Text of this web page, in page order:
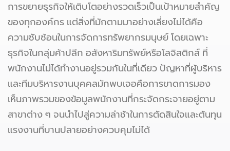
การขยายธุรกิจให้เติบโตอย่างรวดเร็วเป็นเป้าหมายสำคัญ
ของทุกองค์กร แต่สิ่งที่มักตามมาอย่างเลี่ยงไม่ได้คือ
ความซับซ้อนในการจัดการทรัพยากรมนุษย์ โดยเฉพาะ
ธุรกิจในกลุ่มค้าปลีก อสังหาริมทรัพย์หรือโลจิสติกส์ ที่
พนักงานไม่ได้ทำงานอยู่รวมกันในที่เดียว ปัญหาที่ผู้บริหาร
และทีมบริหารงานบุคคลมักพบเจอคือการขาดการมอง
เห็นภาพรวมของข้อมูลพนักงานที่กระจัดกระจายอยู่ตาม
สาขาต่าง ๆ จนนำไปสู่ความล่าช้าในการตัดสินใจและต้นทุน
แรงงานที่บานปลายอย่างควบคุมไม่ได้